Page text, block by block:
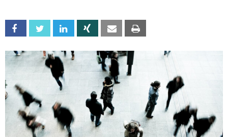
Facebook Twitter Linkedin Xing Email